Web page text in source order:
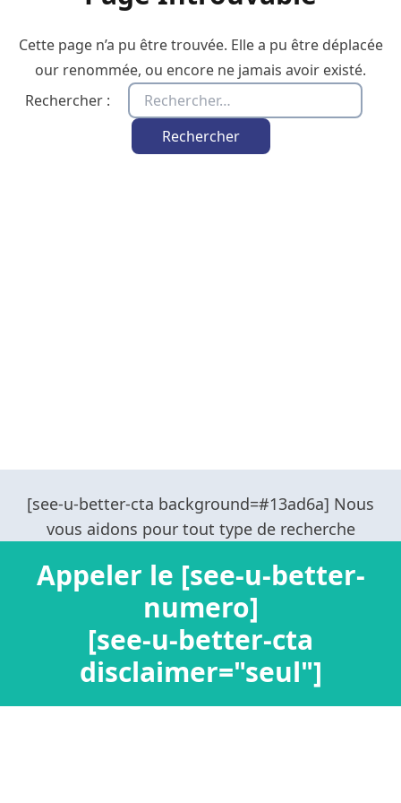
Cette page n’a pu être trouvée. Elle a pu être déplacée
our renommée, ou encore ne jamais avoir existé.
Rechercher :
Appeler le [see-u-better-
numero]
[see-u-better-cta
disclaimer="seul"]